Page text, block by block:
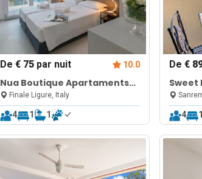
De € 75par nuit 10.0
Nua Boutique Apartaments
10 Towncentre
Finale Ligure, Italy
4 1 1
De €
Sweet
4 1